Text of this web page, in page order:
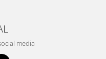
media